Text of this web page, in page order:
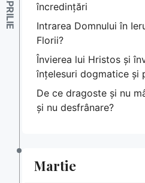
încredințări
Intrarea Domnului în
Florii?
Învierea lui Hristos și
înțelesuri dogmatice și
De ce dragoste și nu
și nu desfrânare?
Martie